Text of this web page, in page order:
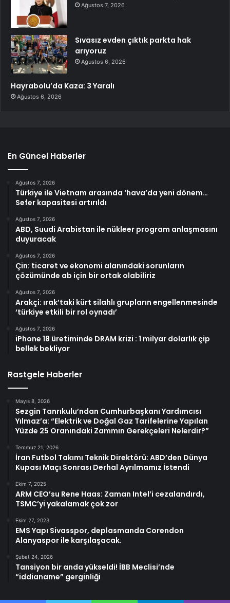
Ağustos 7, 2026
Sıvasız evden çıktık parkta hak
arıyoruz
Ağustos 6, 2026
Hayrabolu’da Kaza: 3 Yaralı
Ağustos 6, 2026
En Güncel Haberler
Ağustos 7, 2026
Türkiye ile Vietnam arasında ‘hava’da yeni dönem…
Sefer kapasitesi artırıldı
Ağustos 7, 2026
ABD, Suudi Arabistan ile nükleer program anlaşmasını
duyuracak
Ağustos 7, 2026
Çin: ticaret ve ekonomi alanındaki sorunların
çözümünde ab için bir ortak olabiliriz
Ağustos 7, 2026
Arakçi: ırak’taki kürt silahlı grupların engellenmesinde
‘türkiye etkili bir rol oynadı’
Ağustos 7, 2026
iPhone 18 üretiminde DRAM krizi : 1 milyar dolarlık çip
bellek bekliyor
Rastgele Haberler
Mayıs 8, 2026
Sezgin Tanrıkulu’ndan Cumhurbaşkanı Yardımcısı
Yılmaz’a: “Elektrik ve Doğal Gaz Tarifelerine Yapılan
Yüzde 25 Oranındaki Zammın Gerekçeleri Nelerdir?”
Temmuz 21, 2026
İran Futbol Takımı Teknik Direktörü: ABD’den Dünya
Kupası Maçı Sonrası Derhal Ayrılmamız İstendi
Ekim 7, 2025
ARM CEO’su Rene Haas: Zaman Intel’i cezalandırdı,
TSMC’yi yakalamak çok zor
Ekim 27, 2023
EMS Yapı Sivasspor, deplasmanda Corendon
Alanyaspor ile karşılaşacak.
Şubat 24, 2026
Tansiyon bir anda yükseldi! İBB Meclisi’nde
“iddianame” gerginliği